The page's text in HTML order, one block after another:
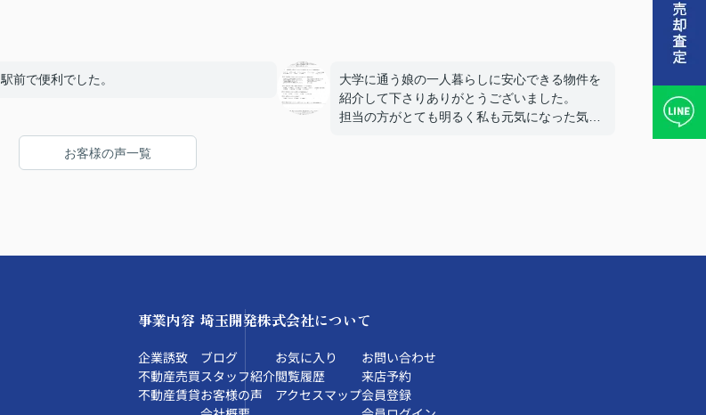
駅前で便利でした。
大学に通う娘の一人暮らしに安心できる物件を
紹介して下さりありがとうございました。
担当の方がとても明るく私も元気になった気が
お客様の声一覧
事業内容
企業誘致
不動産売買
不動産賃貸
埼玉開発株式会社について
ブログ
スタッフ紹介
お客様の声
お気に入り
閲覧履歴
アクセスマップ
お問い合わせ
来店予約
会員登録